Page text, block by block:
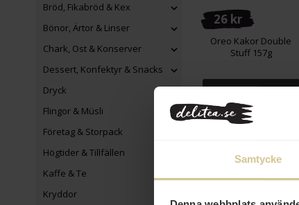
Samtycke
Bröd, Fikabröd & Kex
Bönor, Ärtor & Linser
Chark, Ost & Konserver
Dessert, Konfektyr & Snacks
Dryck
Flingor & Müsli
Företag & Storpack
Högtider & Tillfällen
Kaffe & Te
Kryddor
26 kr
Oreo Kakor Double
Stuff 157g
Köp